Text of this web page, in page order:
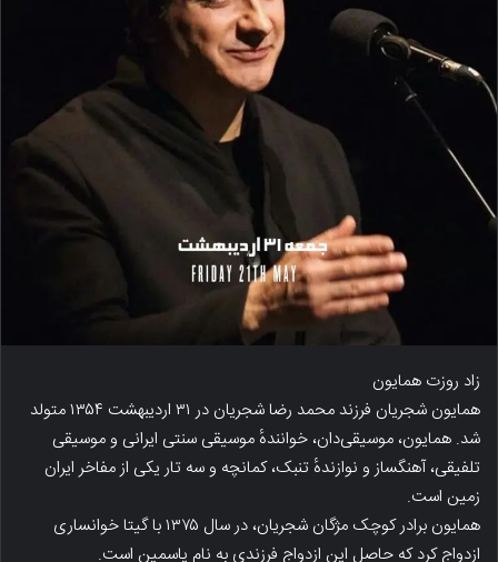
زاد روزت همایون
همایون شجریان فرزند محمد رضا شجریان در ۳۱ اردیبهشت ۱۳۵۴ متولد
شد. همایون، موسیقی‌دان، خوانندهٔ موسیقی سنتی ایرانی و موسیقی
تلفیقی، آهنگساز و نوازندهٔ تنبک، کمانچه و سه تار یکی از مفاخر ایران
زمین است.
همایون برادر کوچک مژگان شجریان، در سال ۱۳۷۵ با گیتا خوانساری
ازدواج کرد که حاصل این ازدواج فرزندی به نام یاسمین است.